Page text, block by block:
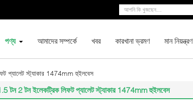
পণ্য আমাদের সম্পর্কে খবর কারখানা ভ্রমণ মান নিয়ন্ত্রণ
প্যালেট স্ট্যাকার 1474mm হুইলবেস
টন 2 টন ইলেকট্রিক লিফট প্যালেট স্ট্যাকার 1474mm হুইলবেস